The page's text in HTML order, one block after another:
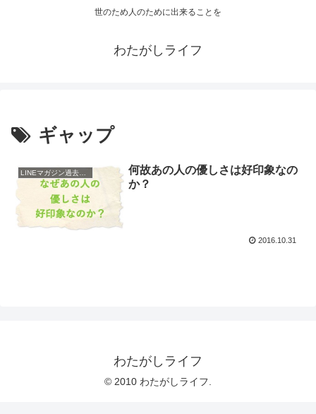
世のため人のために出来ることを
わたがしライフ
ギャップ
LINEマガジン過去配信
何故あの人の優しさは好印象なの
か？
2016.10.31
わたがしライフ
© 2010 わたがしライフ.